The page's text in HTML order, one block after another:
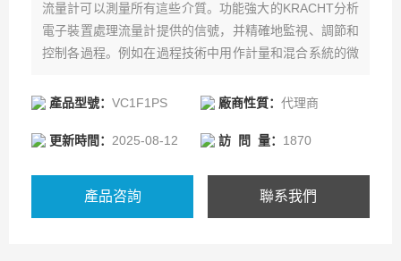
流量計可以測量所有這些介質。功能強大的KRACHT分析
電子裝置處理流量計提供的信號，并精確地監視、調節和
控制各過程。例如在過程技術中用作計量和混合系統的微
和記錄電子裝置。SVC螺旋式流量計/VC齒輪流量計/TM
產品型號： VC1F1PS 廠商性質： 代理商
更新時間： 2025-08-12 訪 問 量： 1870
產品咨詢 聯系我們